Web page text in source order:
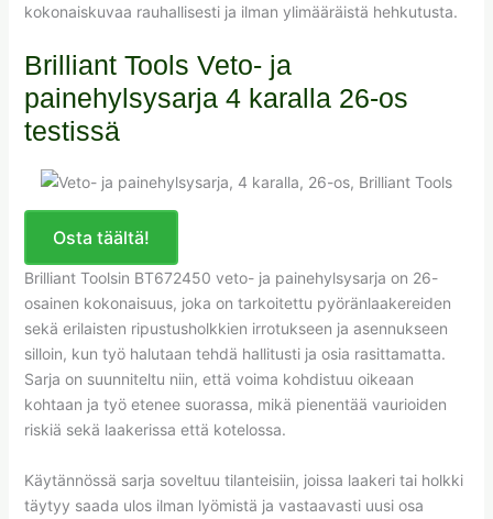
kokonaiskuvaa rauhallisesti ja ilman ylimääräistä hehkutusta.
Brilliant Tools Veto- ja
painehylsysarja 4 karalla 26-os
testissä
Osta täältä!
Brilliant Toolsin BT672450 veto- ja painehylsysarja on 26-
osainen kokonaisuus, joka on tarkoitettu pyöränlaakereiden
sekä erilaisten ripustusholkkien irrotukseen ja asennukseen
silloin, kun työ halutaan tehdä hallitusti ja osia rasittamatta.
Sarja on suunniteltu niin, että voima kohdistuu oikeaan
kohtaan ja työ etenee suorassa, mikä pienentää vaurioiden
riskiä sekä laakerissa että kotelossa.
Käytännössä sarja soveltuu tilanteisiin, joissa laakeri tai holkki
täytyy saada ulos ilman lyömistä ja vastaavasti uusi osa